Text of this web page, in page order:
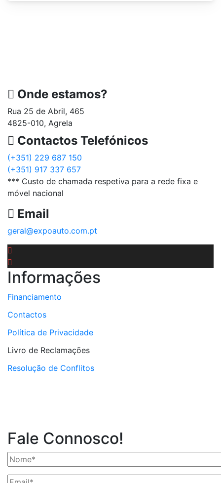
Onde estamos?
Rua 25 de Abril, 465
4825-010, Agrela
Contactos Telefónicos
(+351) 229 687 150
(+351) 917 337 657
*** Custo de chamada respetiva para a rede fixa e
móvel nacional
Email
geral@expoauto.com.pt
Informações
Financiamento
Contactos
Política de Privacidade
Livro de Reclamações
Resolução de Conflitos
Fale Connosco!